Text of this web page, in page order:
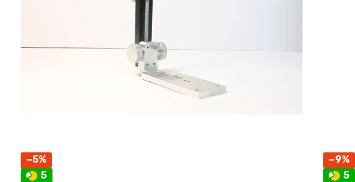
−5%
5
−9%
5